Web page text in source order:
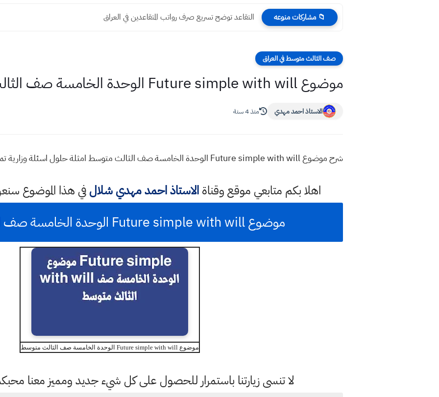
📁 مشاركات منوعه التقاعد توضح تسريع صرف رواتب المتقاعدين في العراق
صف الثالث متوسط في العراق
موضوع Future simple with will الوحدة الخامسة صف الثالث متوسط
الاستاذ احمد مهدي منذ 4 سنة
شرح موضوع Future simple with will الوحدة الخامسة صف الثالث متوسط امثلة حلول اسئلة وزارية تمارين
اهلا بكم متابعي موقع وقناةالاستاذ احمد مهدي شلالفي هذا الموضوع
موضوع Future simple with will الوحدة الخامسة صف الثالث متوسط
موضوع Future simple with will الوحدة الخامسة صف الثالث متوسط
لا تنسى زيارتنا باستمرار للحصول على كل شيء جديد ومميز معنا